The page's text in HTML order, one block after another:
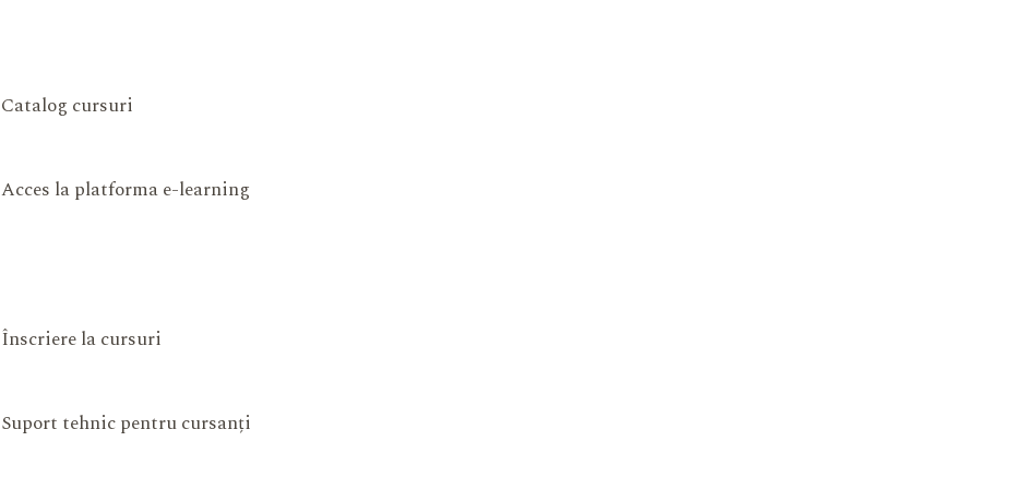
Catalog cursuri
Acces la platforma e-learning
Înscriere la cursuri
Suport tehnic pentru cursanți